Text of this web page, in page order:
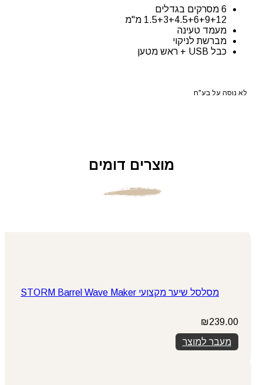
6 מסרקים בגדלים
1.5+3+4.5+6+9+12 מ"מ
מעמד טעינה
מברשת לניקוי
כבל USB + ראש מטען
לא נוסה על בע"ח
מוצרים דומים
מסלסל שיער מקצועי STORM Barrel Wave Maker
₪239.00
מעבר למוצר